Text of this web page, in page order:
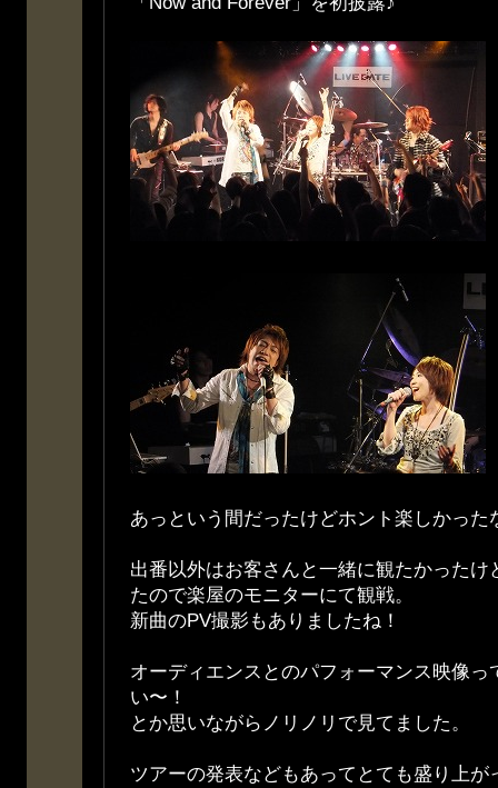
あっという間だったけどホント楽しかった
出番以外はお客さんと一緒に観たかったけ
たので楽屋のモニターにて観戦。
新曲のPV撮影もありましたね！
オーディエンスとのパフォーマンス映像っ
い〜！
とか思いながらノリノリで見てました。
ツアーの発表などもあってとても盛り上が